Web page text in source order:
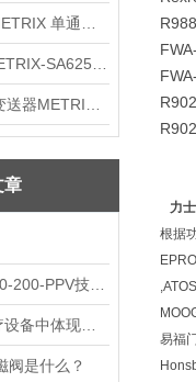
章
阀是什么？
力
根据
易福